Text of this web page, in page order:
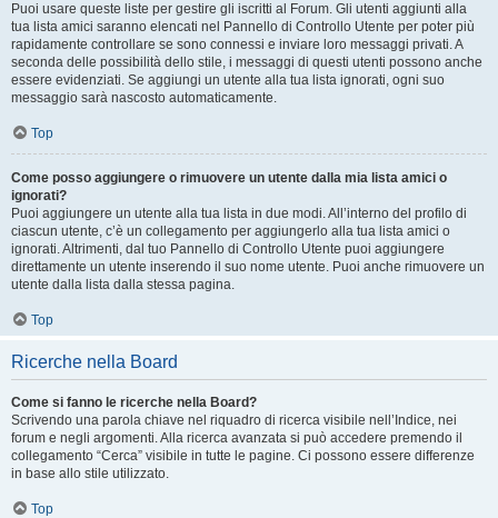
Puoi usare queste liste per gestire gli iscritti al Forum. Gli utenti aggiunti alla
tua lista amici saranno elencati nel Pannello di Controllo Utente per poter più
rapidamente controllare se sono connessi e inviare loro messaggi privati. A
seconda delle possibilità dello stile, i messaggi di questi utenti possono anche
essere evidenziati. Se aggiungi un utente alla tua lista ignorati, ogni suo
messaggio sarà nascosto automaticamente.
Top
Come posso aggiungere o rimuovere un utente dalla mia lista amici o
ignorati?
Puoi aggiungere un utente alla tua lista in due modi. All’interno del profilo di
ciascun utente, c’è un collegamento per aggiungerlo alla tua lista amici o
ignorati. Altrimenti, dal tuo Pannello di Controllo Utente puoi aggiungere
direttamente un utente inserendo il suo nome utente. Puoi anche rimuovere un
utente dalla lista dalla stessa pagina.
Top
Ricerche nella Board
Come si fanno le ricerche nella Board?
Scrivendo una parola chiave nel riquadro di ricerca visibile nell’Indice, nei
forum e negli argomenti. Alla ricerca avanzata si può accedere premendo il
collegamento “Cerca” visibile in tutte le pagine. Ci possono essere differenze
in base allo stile utilizzato.
Top